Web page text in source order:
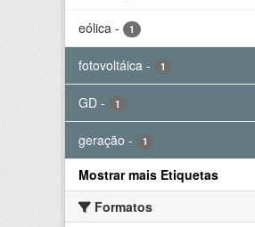
eólica - 1
fotovoltáica - 1
GD - 1
geração - 1
Mostrar mais Etiquetas
Formatos